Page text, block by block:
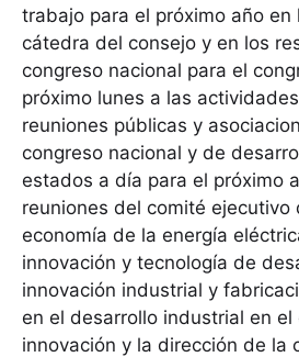
trabajo para el próximo año en
cátedra del consejo y en los
congreso nacional para el
próximo lunes a las
reuniones públicas y
congreso nacional y de
estados a día para el próximo
reuniones del comité ejecutivo
economía de la energía
innovación y tecnología de
innovación industrial y
en el desarrollo industrial en el
innovación y la dirección de la